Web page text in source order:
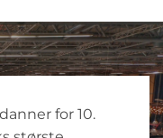
for 10.